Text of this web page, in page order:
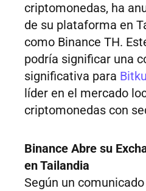
criptomonedas, ha
de su plataforma en
como Binance TH.
podría significar una
significativa para
líder en el mercado
criptomonedas con
Binance Abre su
en Tailandia
Según un